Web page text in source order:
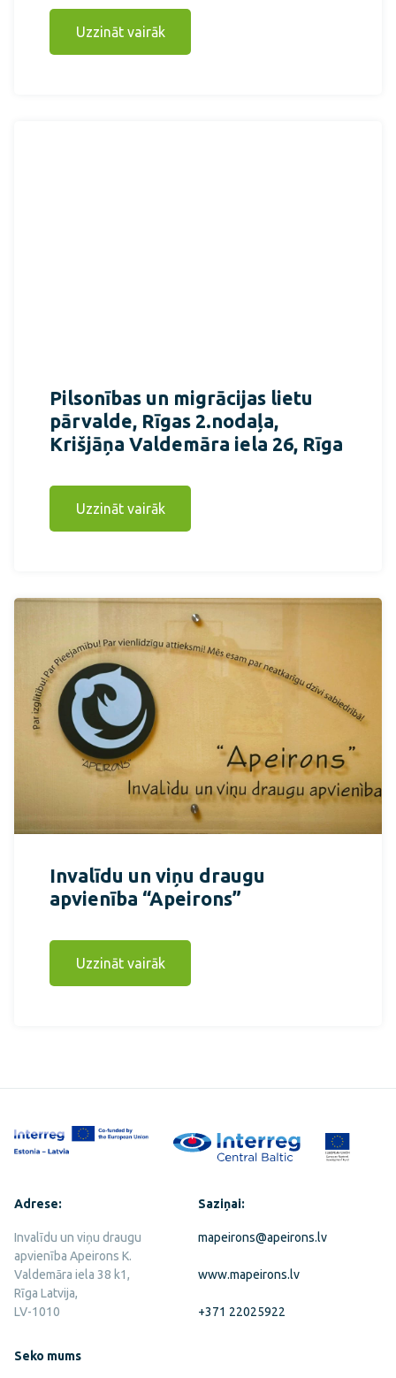
Uzzināt vairāk
Pilsonības un migrācijas lietu
pārvalde, Rīgas 2.nodaļa,
Krišjāņa Valdemāra iela 26, Rīga
Uzzināt vairāk
Invalīdu un viņu draugu
apvienība “Apeirons”
Uzzināt vairāk
Adrese:
Invalīdu un viņu draugu
apvienība Apeirons K.
Valdemāra iela 38 k1,
Rīga Latvija,
LV-1010
Saziņai:
mapeirons@apeirons.lv
www.mapeirons.lv
+371 22025922
Seko mums